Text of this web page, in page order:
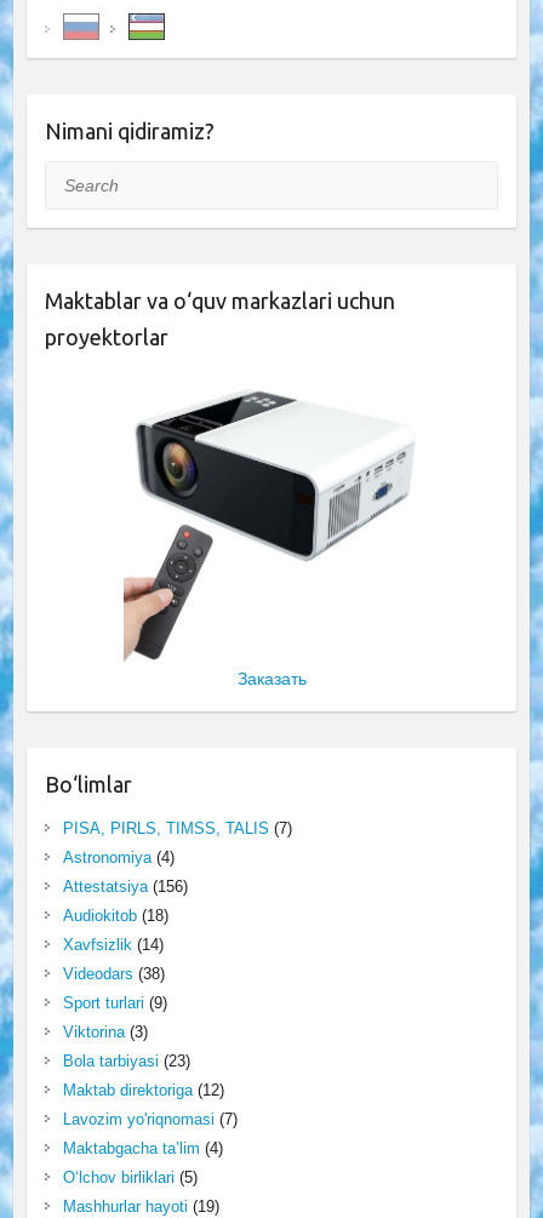
Nimani qidiramiz?
Search
Maktablar va o‘quv markazlari uchun
proyektorlar
Заказать
Bo‘limlar
PISA, PIRLS, TIMSS, TALIS (7)
Astronomiya(4)
Attestatsiya(156)
Audiokitob(18)
Xavfsizlik(14)
Videodars (38)
Sport turlari (9)
Viktorina(3)
Bola tarbiyasi (23)
Maktab direktoriga(12)
Lavozim yo'riqnomasi (7)
Maktabgacha ta’lim (4)
O‘lchov birliklari (5)
Mashhurlar hayoti (19)